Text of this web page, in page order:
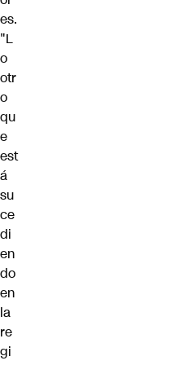
es.
"L
o
otr
o
qu
e
est
á
su
ce
di
en
do
en
la
re
gi